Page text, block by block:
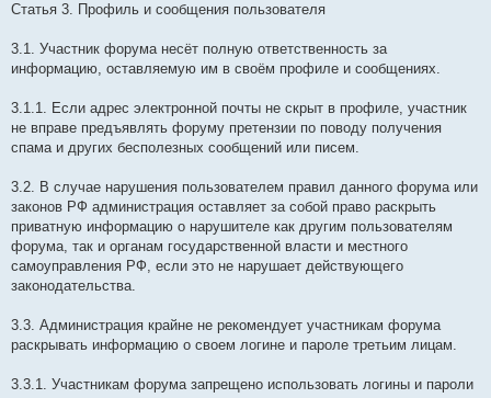
Статья 3. Профиль и сообщения пользователя
3.1. Участник форума несёт полную ответственность за
информацию, оставляемую им в своём профиле и сообщениях.
3.1.1. Если адрес электронной почты не скрыт в профиле, участник
не вправе предъявлять форуму претензии по поводу получения
спама и других бесполезных сообщений или писем.
3.2. В случае нарушения пользователем правил данного форума или
законов РФ администрация оставляет за собой право раскрыть
приватную информацию о нарушителе как другим пользователям
форума, так и органам государственной власти и местного
самоуправления РФ, если это не нарушает действующего
законодательства.
3.3. Администрация крайне не рекомендует участникам форума
раскрывать информацию о своем логине и пароле третьим лицам.
3.3.1. Участникам форума запрещено использовать логины и пароли